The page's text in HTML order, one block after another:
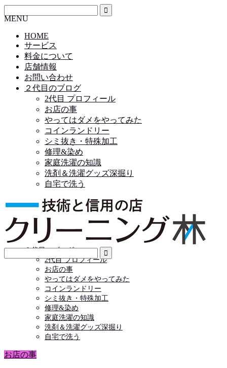
MENU
HOME
サービス
料金について
店舗情報
お問い合わせ
２代目のブログ
2代目 プロフィール
お店の事
やってはダメをやってみた
コインランドリー
シミ抜き・特殊加工
修理&染め
家庭洗濯の知識
洗剤＆洗濯グッズ深掘り
自宅で洗う
HOME
サービス
料金について
店舗情報
お問い合わせ
２代目のブログ
2代目 プロフィール
お店の事
やってはダメをやってみた
コインランドリー
シミ抜き・特殊加工
修理&染め
家庭洗濯の知識
洗剤＆洗濯グッズ深掘り
自宅で洗う
お店の事